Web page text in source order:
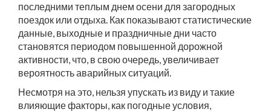
последними теплым днем осени для загородных
поездок или отдыха. Как показывают статистические
данные, выходные и праздничные дни часто
становятся периодом повышенной дорожной
активности, что, в свою очередь, увеличивает
вероятность аварийных ситуаций.
Несмотря на это, нельзя упускать из виду и такие
влияющие факторы, как погодные условия,